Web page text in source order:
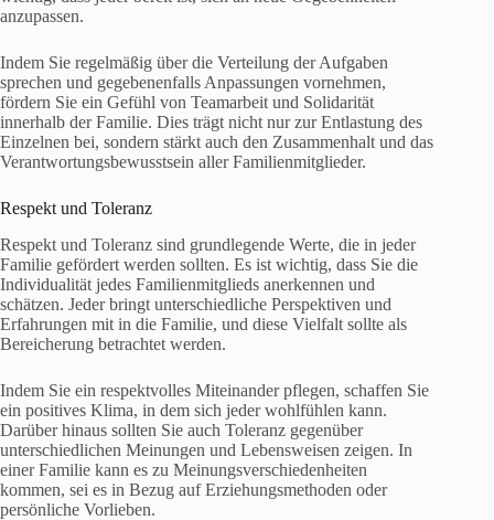
anzupassen.
Indem Sie regelmäßig über die Verteilung der Aufgaben
sprechen und gegebenenfalls Anpassungen vornehmen,
fördern Sie ein Gefühl von Teamarbeit und Solidarität
innerhalb der Familie. Dies trägt nicht nur zur Entlastung des
Einzelnen bei, sondern stärkt auch den Zusammenhalt und das
Verantwortungsbewusstsein aller Familienmitglieder.
Respekt und Toleranz
Respekt und Toleranz sind grundlegende Werte, die in jeder
Familie gefördert werden sollten. Es ist wichtig, dass Sie die
Individualität jedes Familienmitglieds anerkennen und
schätzen. Jeder bringt unterschiedliche Perspektiven und
Erfahrungen mit in die Familie, und diese Vielfalt sollte als
Bereicherung betrachtet werden.
Indem Sie ein respektvolles Miteinander pflegen, schaffen Sie
ein positives Klima, in dem sich jeder wohlfühlen kann.
Darüber hinaus sollten Sie auch Toleranz gegenüber
unterschiedlichen Meinungen und Lebensweisen zeigen. In
einer Familie kann es zu Meinungsverschiedenheiten
kommen, sei es in Bezug auf Erziehungsmethoden oder
persönliche Vorlieben.